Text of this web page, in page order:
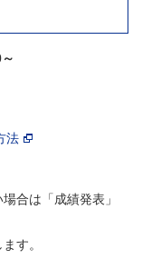
法
合は「成績発表」
す。